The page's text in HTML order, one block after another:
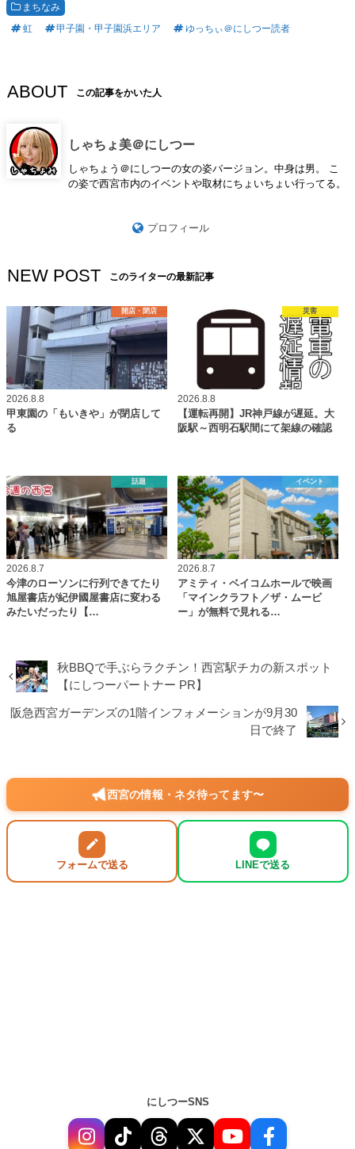
まちなみ
虹
甲子園・甲子園浜エリア ゆっちぃ＠にしつー読者
ABOUT この記事をかいた人
しゃちょ美＠にしつー
しゃちょう＠にしつーの女の姿バージョン。中身は男。 こ
の姿で西宮市内のイベントや取材にちょいちょい行ってる。
プロフィール
NEW POST このライターの最新記事
開店・閉店
2026.8.8
甲東園の「もいきや」が閉店して
る
災害
2026.8.8
【運転再開】JR神戸線が遅延。大
阪駅～西明石駅間にて架線の確認
話題
2026.8.7
今津のローソンに行列できてたり
旭屋書店が紀伊國屋書店に変わる
みたいだったり【…
イベント
2026.8.7
アミティ・ベイコムホールで映画
「マインクラフト／ザ・ムービ
ー」が無料で見れる…
秋BBQで手ぶらラクチン！西宮駅チカの新スポット
【にしつーパートナー PR】
阪急西宮ガーデンズの1階インフォメーションが9月30
日で終了
西宮の情報・ネタ待ってます〜
フォームで送る LINEで送る
にしつーSNS